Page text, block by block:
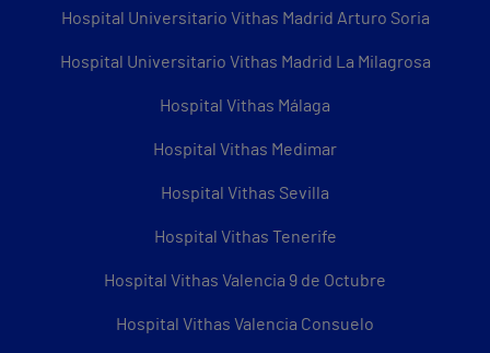
Hospital Universitario Vithas Madrid Arturo Soria
Hospital Universitario Vithas Madrid La Milagrosa
Hospital Vithas Málaga
Hospital Vithas Medimar
Hospital Vithas Sevilla
Hospital Vithas Tenerife
Hospital Vithas Valencia 9 de Octubre
Hospital Vithas Valencia Consuelo